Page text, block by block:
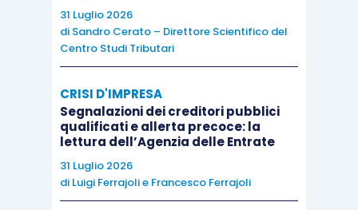
beneficio in maggio, dovranno verificare la
riduzione di fatturato nella misura stabilita dalla
legge,confrontando i fatturati di aprile 2019 e
Occorre ricordare che in presenza di
conferimenti a cooperative agricoleda parte di
soggettiinregime
7, D.P.R. 633/1972, prevede ildifferimento
31 Luglio 2026
di Sandro Cerato – Direttore Scientifico del
Centro Studi Tributari
CRISI D'IMPRESA
Segnalazioni dei creditori pubblici
qualificati e allerta precoce: la
lettura dell’Agenzia delle Entrate
31 Luglio 2026
di Luigi Ferrajolie Francesco Ferrajoli